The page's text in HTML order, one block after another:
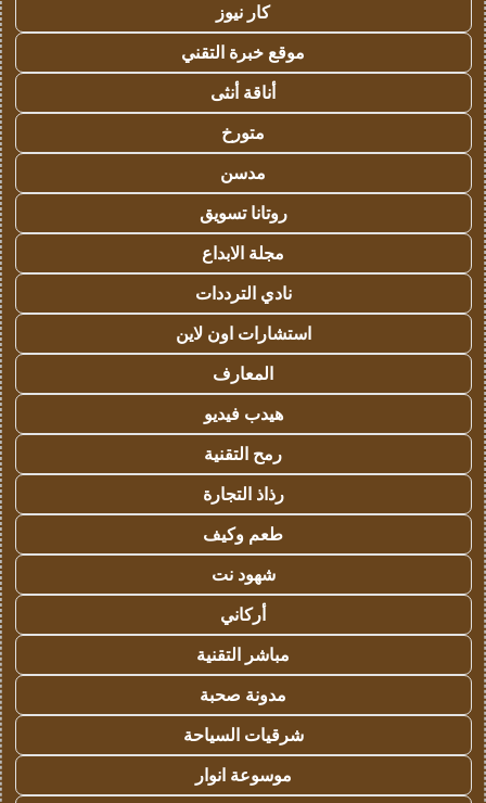
كار نيوز
موقع خبرة التقني
أناقة أنثى
متورخ
مدسن
روتانا تسويق
مجلة الابداع
نادي الترددات
استشارات اون لاين
المعارف
هيدب فيديو
رمح التقنية
رذاذ التجارة
طعم وكيف
شهود نت
أركاني
مباشر التقنية
مدونة صحبة
شرقيات السياحة
موسوعة انوار